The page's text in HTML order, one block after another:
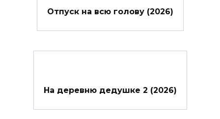
Отпуск на всю голову (2026)
На деревню дедушке 2 (2026)